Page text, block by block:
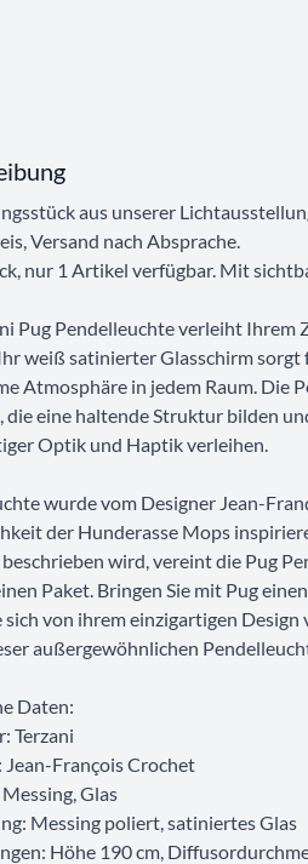
aus unserer
Versand nach Absprache.
nur 1 Artikel verfügbar. Mit
Pug Pendelleuchte verleiht Ihrem
weiß satinierter Glasschirm
Atmosphäre in jedem Raum. Die
die eine haltende Struktur bilden
Optik und Haptik verleihen.
wurde vom Designer Jean-
der Hunderasse Mops
beschrieben wird, vereint die Pug
Paket. Bringen Sie mit Pug
sich von ihrem einzigartigen
außergewöhnlichen
Daten:
Terzani
Jean-François Crochet
Glas
Messing poliert, satiniertes Glas
Höhe 190 cm,